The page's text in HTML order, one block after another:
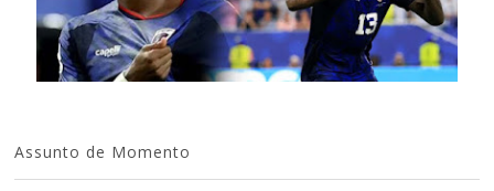
Assunto de Momento